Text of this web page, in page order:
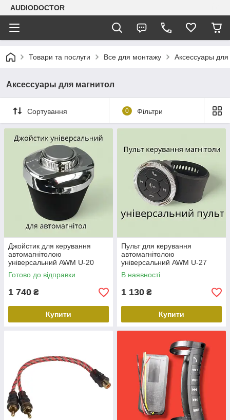
AUDIODOCTOR
Товари та послуги Все для монтажу Аксессуары
Аксессуары для магнитол
Сортування 0 Фільтри
Джойстик для керування
автомагнітолою
універсальний AWM U-20
Готово до відправки
1 740 ₴
Купити
Пульт для керування
автомагнітолою
універсальний AWM U-27
В наявності
1 130 ₴
Купити